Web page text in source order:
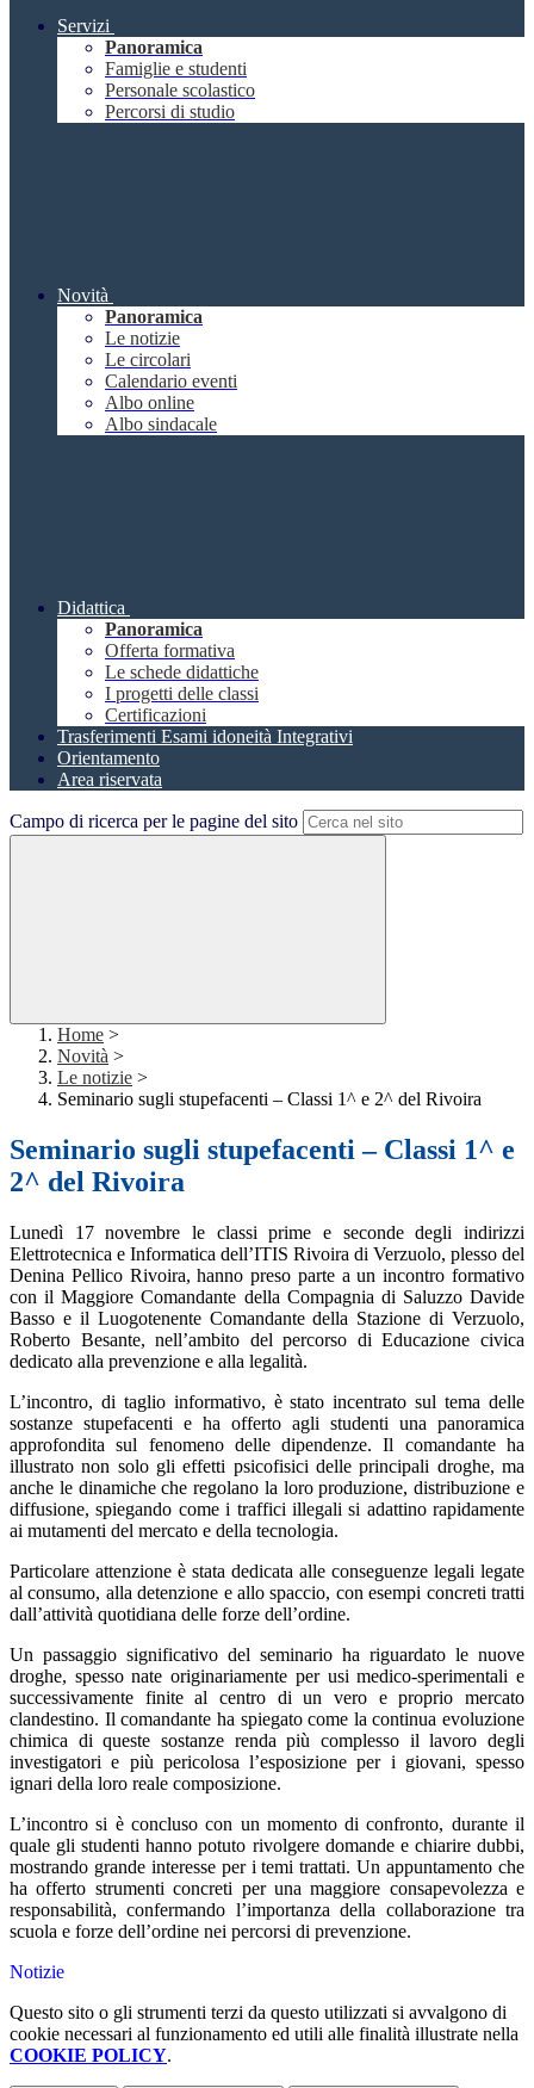
Servizi
Panoramica
Famiglie e studenti
Personale scolastico
Percorsi di studio
Novità
Panoramica
Le notizie
Le circolari
Calendario eventi
Albo online
Albo sindacale
Didattica
Panoramica
Offerta formativa
Le schede didattiche
I progetti delle classi
Certificazioni
Trasferimenti Esami idoneità Integrativi
Orientamento
Area riservata
Campo di ricerca per le pagine del sito
Home >
Novità >
Le notizie >
Seminario sugli stupefacenti – Classi 1^ e 2^ del Rivoira
Seminario sugli stupefacenti – Classi 1^ e
2^ del Rivoira
Lunedì 17 novembre le classi prime e seconde degli indirizzi
Elettrotecnica e Informatica dell’ITIS Rivoira di Verzuolo, plesso del
Denina Pellico Rivoira, hanno preso parte a un incontro formativo
con ilMaggiore Comandante della Compagnia di Saluzzo Davide
Basso e il Luogotenente Comandante della Stazione di Verzuolo,
Roberto Besante, nell’ambito del percorso diEducazione civica
dedicato alla prevenzione e alla legalità.
L’incontro, di taglio informativo, è stato incentrato sul tema delle
sostanze stupefacenti e ha offerto agli studenti una panoramica
approfondita sul fenomeno delle dipendenze. Il comandante ha
illustrato non solo gli effetti psicofisici delle principali droghe, ma
anche le dinamiche che regolano la loro produzione, distribuzione e
diffusione, spiegando come i traffici illegali si adattino rapidamente
ai mutamenti del mercato e della tecnologia.
Particolare attenzione è stata dedicata alle conseguenze legali legate
al consumo, alla detenzione e allo spaccio, con esempi concreti tratti
dall’attività quotidiana delle forze dell’ordine.
Un passaggio significativo del seminario ha riguardato le nuove
droghe, spesso nate originariamente per usi medico-sperimentali e
successivamente finite al centro di un vero e proprio mercato
clandestino. Il comandante ha spiegato come la continua evoluzione
chimica di queste sostanze renda più complesso il lavoro degli
investigatori e più pericolosa l’esposizione per i giovani, spesso
ignari della loro reale composizione.
L’incontro si è concluso con un momento di confronto, durante il
quale gli studenti hanno potuto rivolgere domande e chiarire dubbi,
mostrando grande interesse per i temi trattati. Un appuntamento che
ha offerto strumenti concreti per una maggiore consapevolezza e
responsabilità, confermando l’importanza della collaborazione tra
scuola e forze dell’ordine nei percorsi di prevenzione.
Notizie
Questo sito o gli strumenti terzi da questo utilizzati si avvalgono di
cookie necessari al funzionamento ed utili alle finalità illustrate nella
COOKIE POLICY.